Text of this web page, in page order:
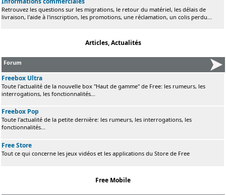
Retrouvez les questions sur les migrations, le retour du matériel, les délais de
livraison, l'aide à l'inscription, les promotions, une réclamation, un colis perdu...
Articles, Actualités
Forum
Freebox Ultra
Toute l'actualité de la nouvelle box "Haut de gamme" de Free: les rumeurs, les
interrogations, les fonctionnalités...
Freebox Pop
Toute l'actualité de la petite dernière: les rumeurs, les interrogations, les
fonctionnalités...
Free Store
Tout ce qui concerne les jeux vidéos et les applications du Store de Free
Free Mobile